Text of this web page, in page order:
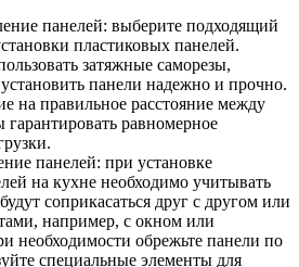
панелей: выберите подходящий
пластиковых панелей.
затяжные саморезы,
панели надежно и прочно.
на правильное расстояние между
гарантировать равномерное
панелей: при установке
на кухне необходимо учитывать
соприкасаться друг с другом или
например, с окном или
необходимости обрежьте панели по
специальные элементы для